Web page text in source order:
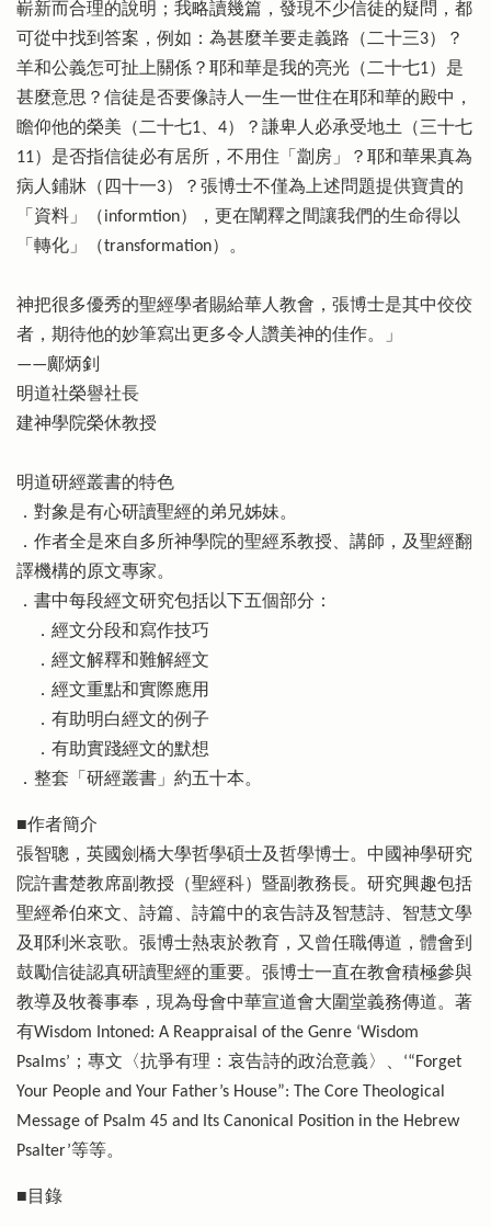
嶄新而合理的說明；我略讀幾篇，發現不少信徒的疑問，都
可從中找到答案，例如：為甚麼羊要走義路（二十三3）？
羊和公義怎可扯上關係？耶和華是我的亮光（二十七1）是
甚麼意思？信徒是否要像詩人一生一世住在耶和華的殿中，
瞻仰他的榮美（二十七1、4）？謙卑人必承受地土（三十七
11）是否指信徒必有居所，不用住「劏房」？耶和華果真為
病人鋪牀（四十一3）？張博士不僅為上述問題提供寶貴的
「資料」（informtion），更在闡釋之間讓我們的生命得以
「轉化」（transformation）。
神把很多優秀的聖經學者賜給華人教會，張博士是其中佼佼
者，期待他的妙筆寫出更多令人讚美神的佳作。」
——鄺炳釗
明道社榮譽社長
建神學院榮休教授
明道研經叢書的特色
．對象是有心研讀聖經的弟兄姊妹。
．作者全是來自多所神學院的聖經系教授、講師，及聖經翻
譯機構的原文專家。
．書中每段經文研究包括以下五個部分：
．經文分段和寫作技巧
．經文解釋和難解經文
．經文重點和實際應用
．有助明白經文的例子
．有助實踐經文的默想
．整套「研經叢書」約五十本。
■作者簡介
張智聰，英國劍橋大學哲學碩士及哲學博士。中國神學研究
院許書楚教席副教授（聖經科）暨副教務長。研究興趣包括
聖經希伯來文、詩篇、詩篇中的哀告詩及智慧詩、智慧文學
及耶利米哀歌。張博士熱衷於教育，又曾任職傳道，體會到
鼓勵信徒認真研讀聖經的重要。張博士一直在教會積極參與
教導及牧養事奉，現為母會中華宣道會大圍堂義務傳道。著
有Wisdom Intoned: A Reappraisal of the Genre ‘Wisdom
Psalms’；專文〈抗爭有理：哀告詩的政治意義〉、‘“Forget
Your People and Your Father’s House”: The Core Theological
Message of Psalm 45 and Its Canonical Position in the Hebrew
Psalter’等等。
■目錄